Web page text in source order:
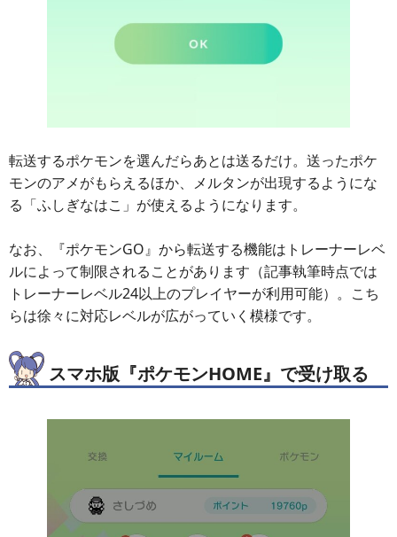
転送するポケモンを選んだらあとは送るだけ。送ったポケ
モンのアメがもらえるほか、メルタンが出現するようにな
る「ふしぎなはこ」が使えるようになります。
なお、『ポケモンGO』から転送する機能はトレーナーレベ
ルによって制限されることがあります（記事執筆時点では
トレーナーレベル24以上のプレイヤーが利用可能）。こち
らは徐々に対応レベルが広がっていく模様です。
スマホ版『ポケモンHOME』で受け取る